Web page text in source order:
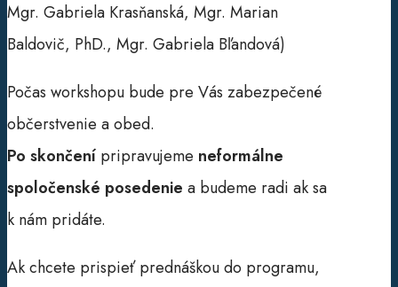
Mgr. Gabriela Krasňanská, Mgr. Marian
Baldovič, PhD., Mgr. Gabriela Bľandová)
Počas workshopu bude pre Vás zabezpečené
občerstvenie a obed.
Po skončení pripravujeme neformálne
spoločenské posedenie a budeme radi ak sa
k nám pridáte.
Ak chcete prispieť prednáškou do programu,